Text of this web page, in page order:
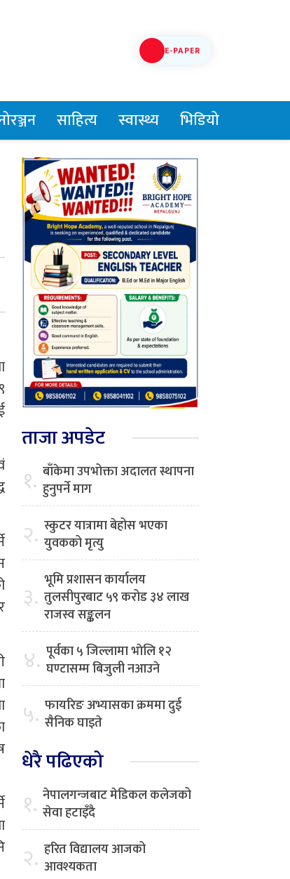
E-PAPER
साहित्य स्वास्थ्य भिडियो
ताजा अपडेट
१. बाँकेमा उपभोक्ता अदालत स्थापना
हुनुपर्ने माग
२. स्कुटर यात्रामा बेहोस भएका
युवकको मृत्यु
३. भूमि प्रशासन कार्यालय
तुलसीपुरबाट ५९ करोड ३४ लाख
राजस्व सङ्कलन
४. पूर्वका ५ जिल्लामा भाेलि १२
घण्टासम्म बिजुली नआउने
५. फायरिङ अभ्यासका क्रममा दुई
सैनिक घाइते
धेरै पढिएको
१. नेपालगन्जबाट मेडिकल कलेजको
सेवा हटाइँदै
२. हरित विद्यालय आजको
आवश्यकता